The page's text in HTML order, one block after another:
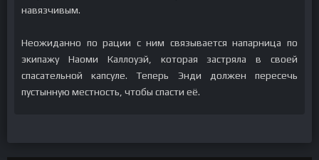
навязчивым.
Неожиданно по рации с ним связывается напарница по
экипажу Наоми Каллоуэй, которая застряла в своей
спасательной капсуле. Теперь Энди должен пересечь
пустынную местность, чтобы спасти её.